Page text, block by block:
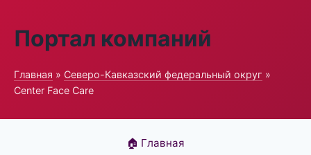
Портал компаний
Главная » Северо-Кавказский федеральный округ »
Center Face Care
🏠 Главная